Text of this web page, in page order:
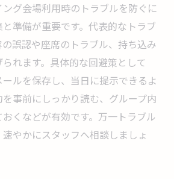
グ会場利用時のトラブルを防ぐに
準備が重要です。代表的なトラブ
誤認や座席のトラブル、持ち込み
れます。具体的な回避策として
ルを保存し、当日に提示できるよ
事前にしっかり読む、グループ内
くなどが有効です。万一トラブル
やかにスタッフへ相談しましょ